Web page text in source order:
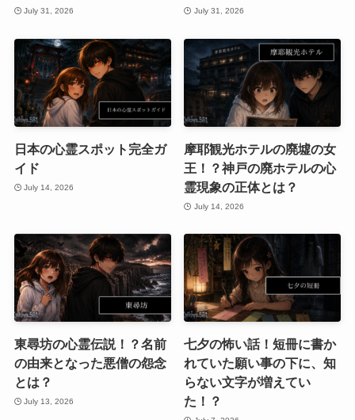
July 31, 2026 July 31, 2026
日本の心霊スポット完全ガ
イド
July 14, 2026
摩耶観光ホテルの廃墟の女
王！？神戸の廃ホテルの心
霊現象の正体とは？
July 14, 2026
東尋坊の心霊伝説！？名前
の由来となった悪僧の怨念
とは？
July 13, 2026
七夕の怖い話！短冊に書か
れていた願い事の下に、知
らない文字が増えてい
た！？